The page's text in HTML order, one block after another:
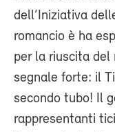
dell’Iniziativa
romancio è ha
per la riuscita
segnale forte: il
secondo tubo! Il
rappresentanti